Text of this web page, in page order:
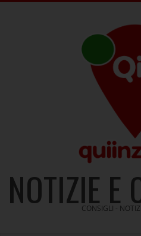
NOTIZIE E
CONSIGLI -